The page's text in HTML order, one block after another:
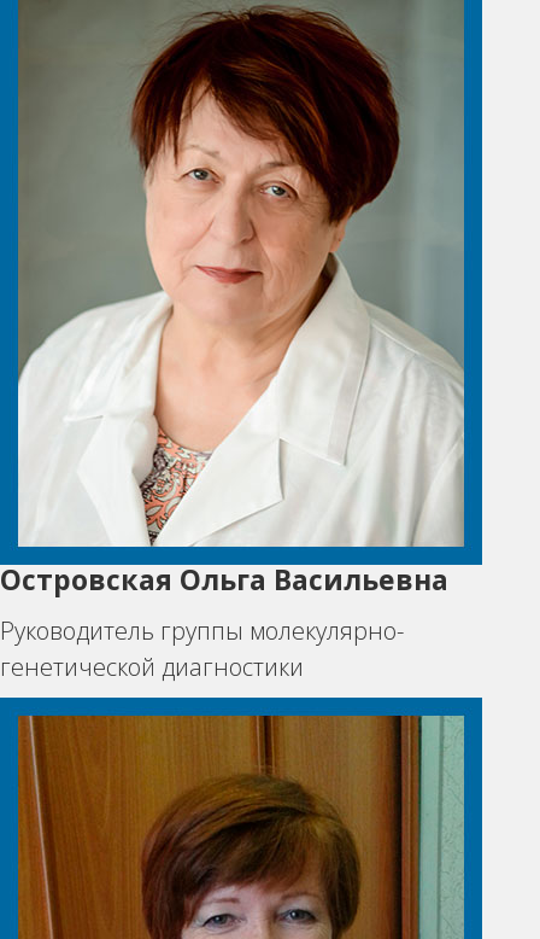
Островская Ольга Васильевна
Руководитель группы молекулярно-
генетической диагностики